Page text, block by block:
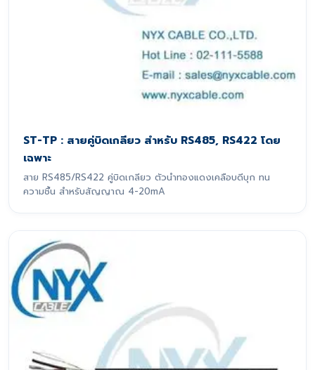
ST-TP : สายคู่บิดเกลียว สำหรับ RS485, RS422 โดย
เฉพาะ
สาย RS485/RS422 คู่บิดเกลียว ตัวนำทองแดงเคลือบดีบุก ทน
ความชื้น สำหรับสัญญาณ 4-20mA